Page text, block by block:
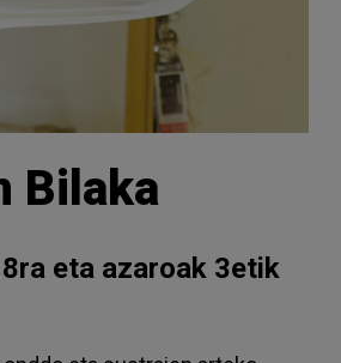
Bilaka
eta azaroak 3etik